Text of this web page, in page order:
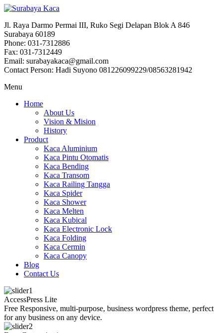
Jl. Raya Darmo Permai III, Ruko Segi Delapan Blok A 846
Surabaya 60189
Phone: 031-7312886
Fax: 031-7312449
Email: surabayakaca@gmail.com
Contact Person: Hadi Suyono 081226099229/08563281942
Menu
Home
About Us
Vision & Mision
History
Product
Kaca Aluminium
Kaca Pintu Otomatis
Kaca Bending
Kaca Transom
Kaca Railing Tangga
Kaca Spider
Kaca Shower
Kaca Melten
Kaca Kubical
Kaca Electronic Lock
Kaca Folding
Kaca Cermin
Kaca Canopy
Blog
Contact Us
AccessPress Lite
Free Responsive, multi-purpose, business wordpress theme, perfect
for any business on any device.